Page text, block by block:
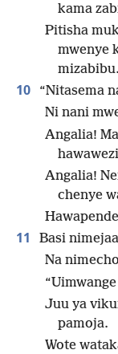
kama
Pitisha
mwenye
10
“Nitasema
Ni nani
Angalia!
Angalia!
chenye
11
Basi
Na
Juu ya
pamoja.
Wote